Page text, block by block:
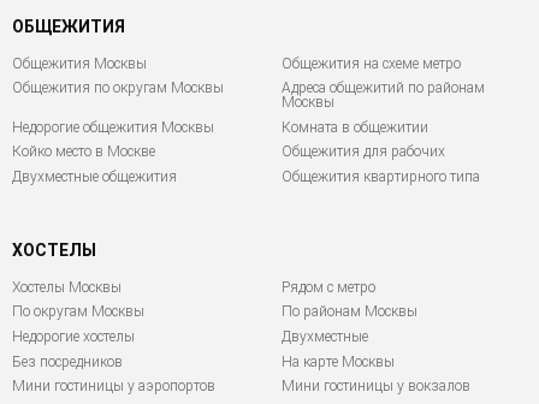
ОБЩЕЖИТИЯ
Общежития Москвы
Общежития на схеме метро
Общежития по округам Москвы
Адреса общежитий по районам
Москвы
Недорогие общежития Москвы
Комната в общежитии
Койко место в Москве
Общежития для рабочих
Двухместные общежития
Общежития квартирного типа
ХОСТЕЛЫ
Хостелы Москвы
По округам Москвы
Недорогие хостелы
Без посредников
Мини гостиницы у аэропортов
Рядом с метро
По районам Москвы
Двухместные
На карте Москвы
Мини гостиницы у вокзалов